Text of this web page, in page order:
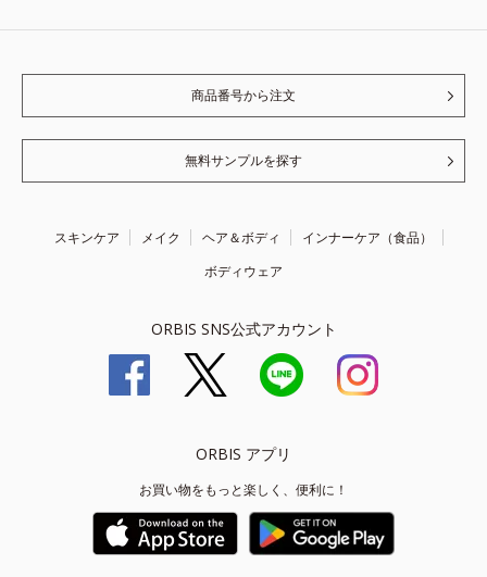
商品番号から注文
無料サンプルを探す
スキンケア メイク ヘア＆ボディ
インナーケア（食品）
ボディウェア
ORBIS SNS公式アカウント
ORBIS アプリ
お買い物をもっと楽しく、便利に！